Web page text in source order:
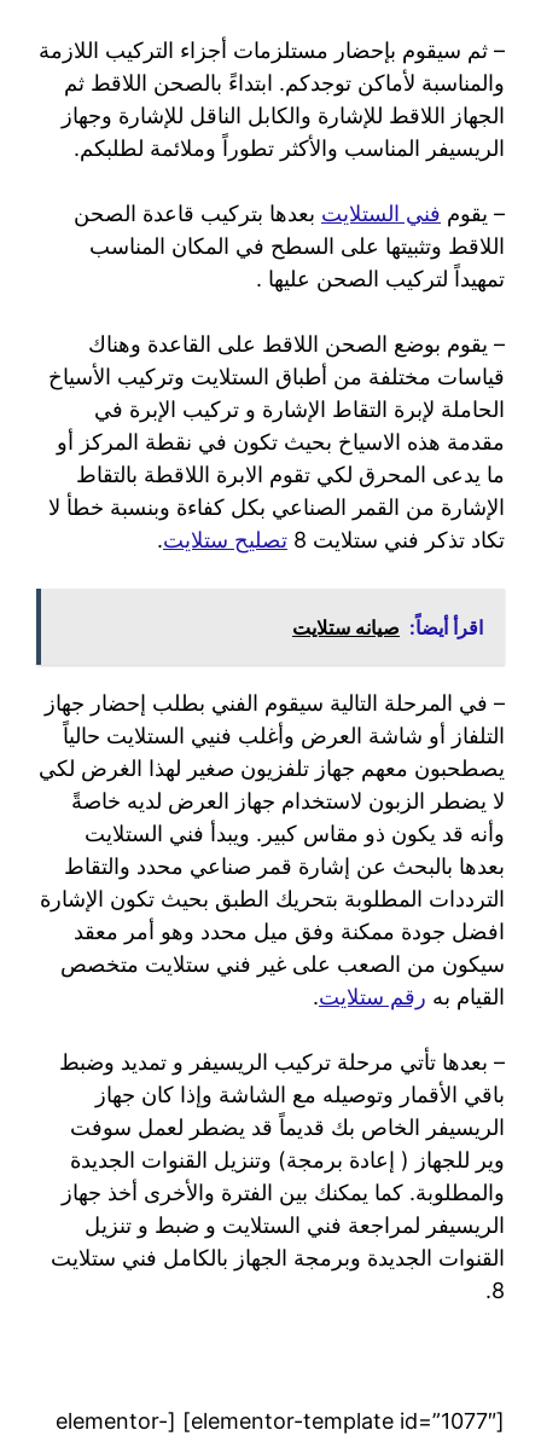
– ثم سيقوم بإحضار مستلزمات أجزاء التركيب اللازمة
والمناسبة لأماكن توجدكم. ابتداءً بالصحن اللاقط ثم
الجهاز اللاقط للإشارة والكابل الناقل للإشارة وجهاز
الريسيفر المناسب والأكثر تطوراً وملائمة لطلبكم.
– يقوم فني الستلايت بعدها بتركيب قاعدة الصحن
اللاقط وتثبيتها على السطح في المكان المناسب
تمهيداً لتركيب الصحن عليها .
– يقوم بوضع الصحن اللاقط على القاعدة وهناك
قياسات مختلفة من أطباق الستلايت وتركيب الأسياخ
الحاملة لإبرة التقاط الإشارة و تركيب الإبرة في
مقدمة هذه الاسياخ بحيث تكون في نقطة المركز أو
ما يدعى المحرق لكي تقوم الابرة اللاقطة بالتقاط
الإشارة من القمر الصناعي بكل كفاءة وبنسبة خطأ لا
تكاد تذكر فني ستلايت 8
تصليح ستلايت.
اقرأ أيضاً: صيانه ستلايت
– في المرحلة التالية سيقوم الفني بطلب إحضار جهاز
التلفاز أو شاشة العرض وأغلب فنيي الستلايت حالياً
يصطحبون معهم جهاز تلفزيون صغير لهذا الغرض لكي
لا يضطر الزبون لاستخدام جهاز العرض لديه خاصةً
وأنه قد يكون ذو مقاس كبير. ويبدأ فني الستلايت
بعدها بالبحث عن إشارة قمر صناعي محدد والتقاط
الترددات المطلوبة بتحريك الطبق بحيث تكون الإشارة
افضل جودة ممكنة وفق ميل محدد وهو أمر معقد
سيكون من الصعب على غير فني ستلايت متخصص
القيام به رقم ستلايت.
– بعدها تأتي مرحلة تركيب الريسيفر و تمديد وضبط
باقي الأقمار وتوصيله مع الشاشة وإذا كان جهاز
الريسيفر الخاص بك قديماً قد يضطر لعمل سوفت
وير للجهاز ( إعادة برمجة) وتنزيل القنوات الجديدة
والمطلوبة. كما يمكنك بين الفترة والأخرى أخذ جهاز
الريسيفر لمراجعة فني الستلايت و ضبط و تنزيل
القنوات الجديدة وبرمجة الجهاز بالكامل فني ستلايت
8.
[elementor-template id=”1077″] [elementor-